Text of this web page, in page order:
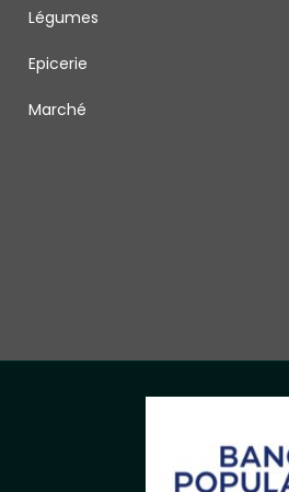
Légumes
Epicerie
Marché